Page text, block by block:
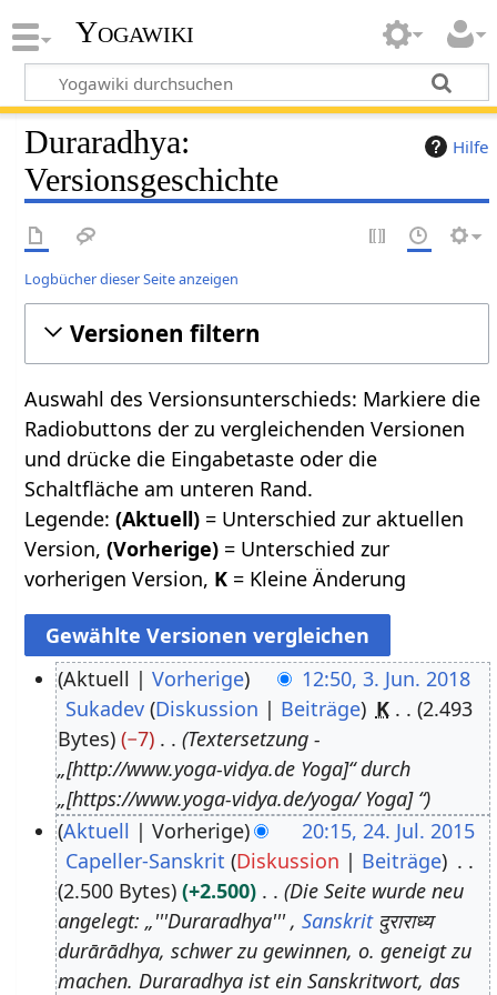
Yogawiki
Hilfe
Duraradhya:
Versionsgeschichte
Logbücher dieser Seite anzeigen
Versionen filtern
Auswahl des Versionsunterschieds: Markiere die
Radiobuttons der zu vergleichenden Versionen
und drücke die Eingabetaste oder die
Schaltfläche am unteren Rand.
Legende:(Aktuell) = Unterschied zur aktuellen
Version,(Vorherige) = Unterschied zur
vorherigen Version, K = Kleine Änderung
n
Aktuell Vorherige
12:50, 3. Jun. 2018
Sukadev Diskussion Beiträge K
2.493
Bytes
−7
Textersetzung -
„[http://www.yoga-vidya.de Yoga]“ durch
„[https://www.yoga-vidya.de/yoga/ Yoga] “
Aktuell Vorherige
20:15, 24. Jul. 2015
Capeller-Sanskrit Diskussion
Beiträge
2.500 Bytes
+2.500
Die Seite wurde neu
angelegt: „'''Duraradhya''' , Sanskritदुराराध्य
durārādhya, schwer zu gewinnen, o. geneigt zu
machen. Duraradhya ist ein Sanskritwort, das